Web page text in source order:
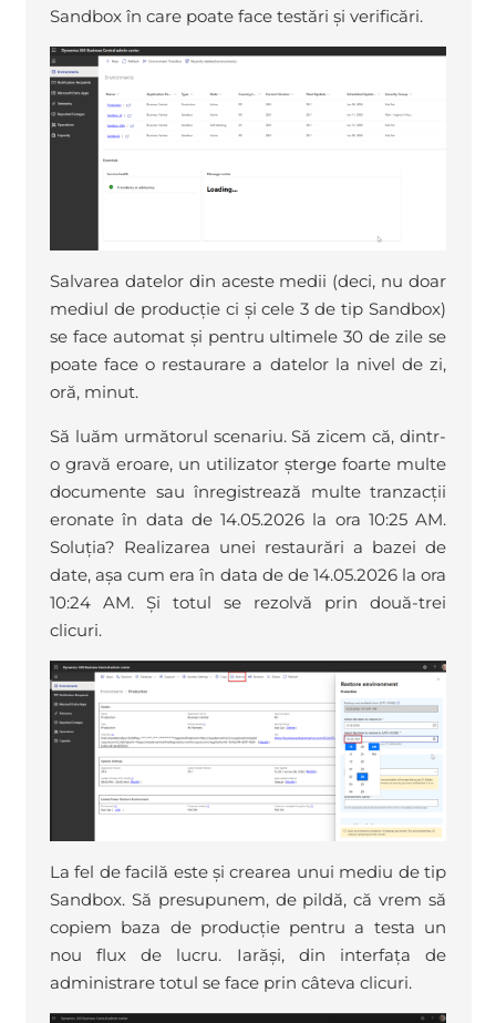
Sandbox în care poate face testări și verificări.
Salvarea datelor din aceste medii (deci, nu doar
mediul de producție ci și cele 3 de tip Sandbox)
se face automat și pentru ultimele 30 de zile se
poate face o restaurare a datelor la nivel de zi,
oră, minut.
Să luăm următorul scenariu. Să zicem că, dintr-
o gravă eroare, un utilizator șterge foarte multe
documente sau înregistrează multe tranzacții
eronate în data de 14.05.2026 la ora 10:25 AM.
Soluția? Realizarea unei restaurări a bazei de
date, așa cum era în data de de 14.05.2026 la ora
10:24 AM. Și totul se rezolvă prin două-trei
clicuri.
La fel de facilă este și crearea unui mediu de tip
Sandbox. Să presupunem, de pildă, că vrem să
copiem baza de producție pentru a testa un
nou flux de lucru. Iarăși, din interfața de
administrare totul se face prin câteva clicuri.